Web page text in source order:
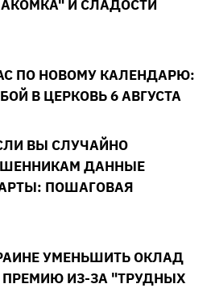
И СЛАДОСТИ
ПО НОВОМУ КАЛЕНДАРЮ:
В ЦЕРКОВЬ 6 АВГУСТА
ВЫ СЛУЧАЙНО
ДАННЫЕ
ПОШАГОВАЯ
УМЕНЬШИТЬ ОКЛАД
ПРЕМИЮ ИЗ-ЗА "ТРУДНЫХ